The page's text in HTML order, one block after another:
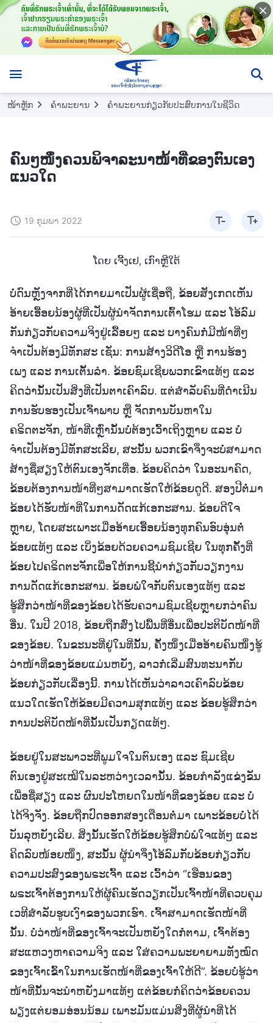
ໜ້າຫຼັກ ຄຳພະຍານ ຄຳພະຍານກ່ຽວກັບປະສົບການໃນຊີວິດ
ຄົນໆໜຶ່ງຄວນພິຈາລະນາໜ້າທີ່ຂອງຕົນເອງ
ແນວໃດ
19 ກຸມພາ 2022
ໂດຍ ເຈີ້ງເຢ, ເກົາຫຼີໃຕ້
ບໍ່ດົນຫຼັງຈາກທີ່ໄດ້ກາຍມາເປັນຜູ້ເຊື່ອຖື, ຂ້ອຍສັງເກດເຫັນ
ອ້າຍເອື້ອຍນ້ອງຜູ້ທີ່ເປັນຜູ້ນໍາຈັດການເຕົ້າໂຮມ ແລະ ໂອ້ລົມ
ກັນກ່ຽວກັບຄວາມຈິງຢູ່ເລື້ອຍໆ ແລະ ບາງຄົນກໍ່ມີໜ້າທີ່ໆ
ຈຳເປັນຕ້ອງມີທັກສະ ເຊັ່ນ: ການສ້າງວິດີໂອ ຫຼື ການຮ້ອງ
ເພງ ແລະ ການເຕັ້ນລໍາ. ຂ້ອຍຊົມເຊີຍພວກເຂົາແທ້ໆ ແລະ
ຄິດວ່ານັ້ນເປັນສິ່ງທີ່ເປັນຕາເຄົາລົບ. ແຕ່ສໍາລັບຄົນທີ່ດຳເນີນ
ການຮັບຮອງເປັນເຈົ້າພາບ ຫຼື ຈັດການບັນຫາໃນ
ຄຣິດຕະຈັກ, ໜ້າທີ່ເຫຼົ່ານັ້ນບໍ່ຕ້ອງເວົ້າເຖິງຫຼາຍ ແລະ ບໍ່
ຈຳເປັນຕ້ອງມີທັກສະເລີຍ, ສະນັ້ນ ພວກເຂົາຈຶ່ງຈະບໍ່ສາມາດ
ສ້າງຊື່ສຽງໃຫ້ຕົນເອງຈັກເທື່ອ. ຂ້ອຍຄິດວ່າ ໃນອະນາຄົດ,
ຂ້ອຍຕ້ອງການໜ້າທີ່ໆສາມາດເຮັດໃຫ້ຂ້ອຍດູດີ. ສອງປີຕໍ່ມາ
ຂ້ອຍໄດ້ຮັບໜ້າທີ່ໃນການດັດແກ້ເອກະສານ. ຂ້ອຍດີໃຈ
ຫຼາຍ, ໂດຍສະເພາະເມື່ອອ້າຍເອື້ອຍນ້ອງທຸກຄົນອົບອຸ່ນຕໍ່
ຂ້ອຍແທ້ໆ ແລະ ເບິ່ງຂ້ອຍດ້ວຍຄວາມຊົມເຊີຍ ໃນທຸກຄັ້ງທີ່
ຂ້ອຍໄປຄຣິດຕະຈັກເພື່ອໃຫ້ການຊີ້ນໍາກ່ຽວກັບວຽກງານ
ການດັດແກ້ເອກະສານ. ຂ້ອຍພໍໃຈກັບຕົນເອງແທ້ໆ ແລະ
ຮູ້ສຶກວ່າໜ້າທີ່ຂອງຂ້ອຍໄດ້ຮັບຄວາມຊົມເຊີຍຫຼາຍກວ່າຄົນ
ອື່ນ. ໃນປີ 2018, ຂ້ອຍຖືກສົ່ງໄປພື້ນທີ່ອື່ນເພື່ອປະຕິບັດໜ້າທີ່
ຂອງຂ້ອຍ. ໃນຂະນະທີ່ຢູ່ໃນທີ່ນັ້ນ, ຄັ້ງໜຶ່ງເມື່ອອ້າຍຄົນໜຶ່ງຮູ້
ວ່າໜ້າທີ່ຂອງຂ້ອຍແມ່ນຫຍັງ, ລາວກໍ່ເລີ່ມສົນທະນາກັບ
ຂ້ອຍກ່ຽວກັບເລື່ອງນີ້. ການໄດ້ເຫັນວ່າລາວເຄົາລົບຂ້ອຍ
ແນວໃດເຮັດໃຫ້ຂ້ອຍມີຄວາມສຸກແທ້ໆ ແລະ ຂ້ອຍຮູ້ສຶກວ່າ
ການປະຕິບັດໜ້າທີ່ນັ້ນເປັນກຽດແທ້ໆ.
ຂ້ອຍຢູ່ໃນສະພາວະທີ່ພູມໃຈໃນຕົນເອງ ແລະ ຊົມເຊີຍ
ຕົນເອງຢູ່ສະເໝີໃນລະຫວ່າງເວລານັ້ນ. ຂ້ອຍກຳລັງແຂ່ງຂັນ
ເພື່ອຊື່ສຽງ ແລະ ຜົນປະໂຫຍດໃນໜ້າທີ່ຂອງຂ້ອຍ ແລະ ບໍ່
ໄດ້ຈິງຈັງ. ຂ້ອຍຖືກປົດອອກສອງເດືອນຕໍ່ມາ ເພາະຂ້ອຍບໍ່ໄດ້
ບັນລຸຫຍັງເລີຍ. ສິ່ງນັ້ນເຮັດໃຫ້ຂ້ອຍຮູ້ສຶກບໍ່ພໍໃຈແທ້ໆ ແລະ
ຄິດລົບໜ້ອຍໜຶ່ງ, ສະນັ້ນ ຜູ້ນໍາຈຶ່ງໂອ້ລົມກັບຂ້ອຍກ່ຽວກັບ
ຄວາມປະສົງຂອງພຣະເຈົ້າ ແລະ ເວົ້າວ່າ “ເຮືອນຂອງ
ພຣະເຈົ້າຕ້ອງການໃຫ້ຜູ້ຄົນເຮັດວຽກເປັນເຈົ້າໜ້າທີ່ຄວບຄຸມ
ເວທີສຳລັບຮູບເງົາຂອງພວກເຮົາ. ເຈົ້າສາມາດເຮັດໜ້າທີ່
ນັ້ນ. ບໍ່ວ່າໜ້າທີ່ຂອງເຈົ້າຈະເປັນຫຍັງໃດກໍ່ຕາມ, ເຈົ້າຕ້ອງ
ສະແຫວງຫາຄວາມຈິງ ແລະ ໃສ່ຄວາມພະຍາຍາມທັງໝົດ
ຂອງເຈົ້າເຂົ້າໃນການເຮັດໜ້າທີ່ຂອງເຈົ້າໃຫ້ດີ”. ຂ້ອຍບໍ່ຮູ້ວ່າ
ໜ້າທີ່ນັ້ນຈະນໍາຫຍັງມາແທ້ໆ ແຕ່ຂ້ອຍກໍ່ຄິດວ່າຂ້ອຍຄວນ
ພຽງແຕ່ຍອມອ່ອນນ້ອມ ເພາະມັນແມ່ນສິ່ງທີ່ຜູ້ນໍາທີ່ໄດ້